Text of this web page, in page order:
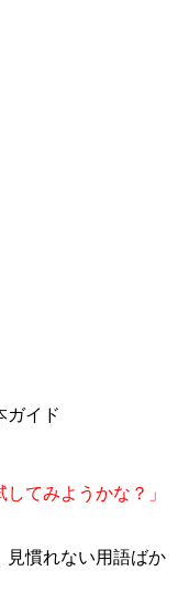
ガイド
てみようかな？」
見慣れない用語ばか